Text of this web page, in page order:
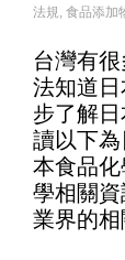
法規, 食品添加
台灣有
法知道
步了解
讀以下
本食品
學相關
業界的